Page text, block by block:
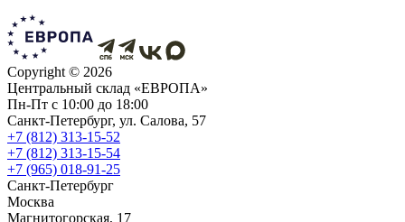
Copyright © 2026
Центральный склад «ЕВРОПА»
Пн-Пт с 10:00 до 18:00
Санкт-Петербург, ул. Салова, 57
+7 (812) 313-15-52
+7 (812) 313-15-54
+7 (965) 018-91-25
Санкт-Петербург
Москва
Магнитогорская, 17